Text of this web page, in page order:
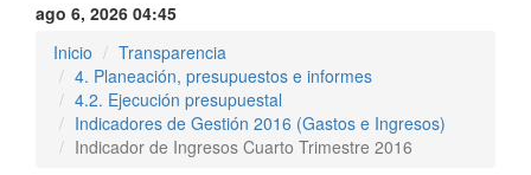
ago 6, 2026 04:45
Inicio
Transparencia
4. Planeación, presupuestos e informes
4.2. Ejecución presupuestal
Indicadores de Gestión 2016 (Gastos e Ingresos)
Indicador de Ingresos Cuarto Trimestre 2016